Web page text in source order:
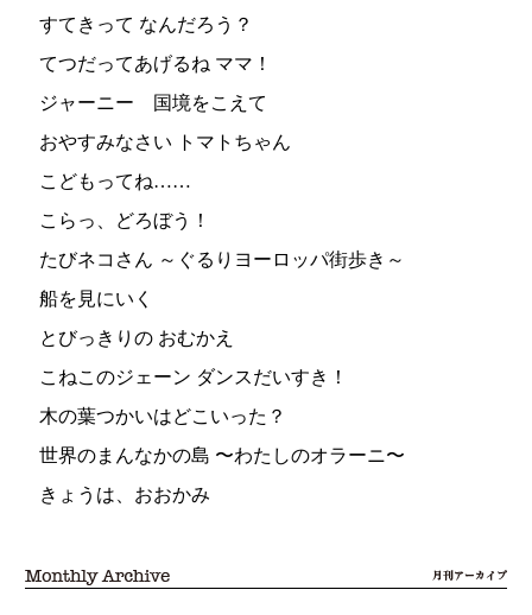
すてきって なんだろう？
てつだってあげるね ママ！
ジャーニー 国境をこえて
おやすみなさい トマトちゃん
こどもってね……
こらっ、どろぼう！
たびネコさん ～ぐるりヨーロッパ街歩き～
船を見にいく
とびっきりの おむかえ
こねこのジェーン ダンスだいすき！
木の葉つかいはどこいった？
世界のまんなかの島 〜わたしのオラーニ〜
きょうは、おおかみ